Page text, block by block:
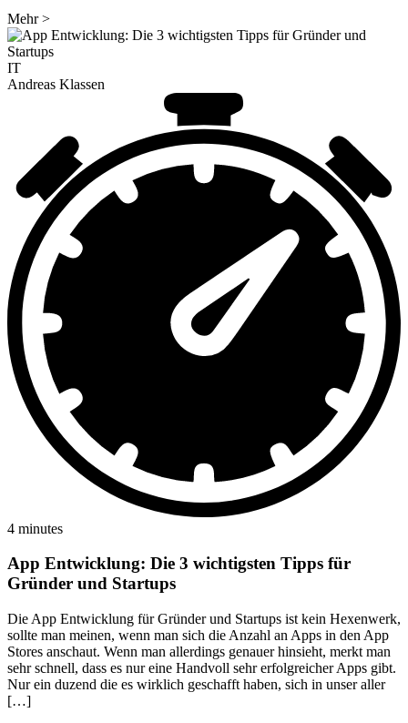
Mehr>
IT
Andreas Klassen
4 minutes
App Entwicklung: Die 3 wichtigsten Tipps für
Gründer und Startups
Die App Entwicklung für Gründer und Startups ist kein Hexenwerk,
sollte man meinen, wenn man sich die Anzahl an Apps in den App
Stores anschaut. Wenn man allerdings genauer hinsieht, merkt man
sehr schnell, dass es nur eine Handvoll sehr erfolgreicher Apps gibt.
Nur ein duzend die es wirklich geschafft haben, sich in unser aller
[…]